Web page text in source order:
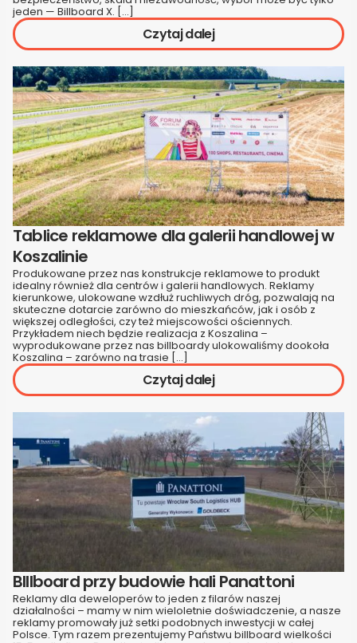
jeden — Billboard X. […]
Czytaj dalej
Tablice reklamowe dla galerii handlowej w
Koszalinie
Produkowane przez nas konstrukcje reklamowe to produkt
idealny również dla centrów i galerii handlowych. Reklamy
kierunkowe, ulokowane wzdłuż ruchliwych dróg, pozwalają na
skuteczne dotarcie zarówno do mieszkańców, jak i osób z
większej odległości, czy też miejscowości ościennych.
Przykładem niech będzie realizacja z Koszalina –
wyprodukowane przez nas billboardy ulokowaliśmy dookoła
Koszalina – zarówno na trasie […]
Czytaj dalej
BIllboard przy budowie hali Panattoni
Reklamy dla deweloperów to jeden z filarów naszej
działalności – mamy w nim wieloletnie doświadczenie, a nasze
reklamy promowały już setki podobnych inwestycji w całej
Polsce. Tym razem prezentujemy Państwu billboard wielkości